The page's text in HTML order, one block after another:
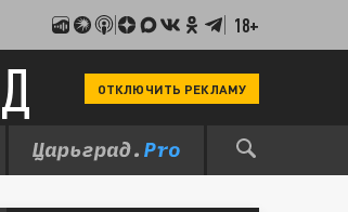
18+
ОТКЛЮЧИТЬ РЕКЛАМУ